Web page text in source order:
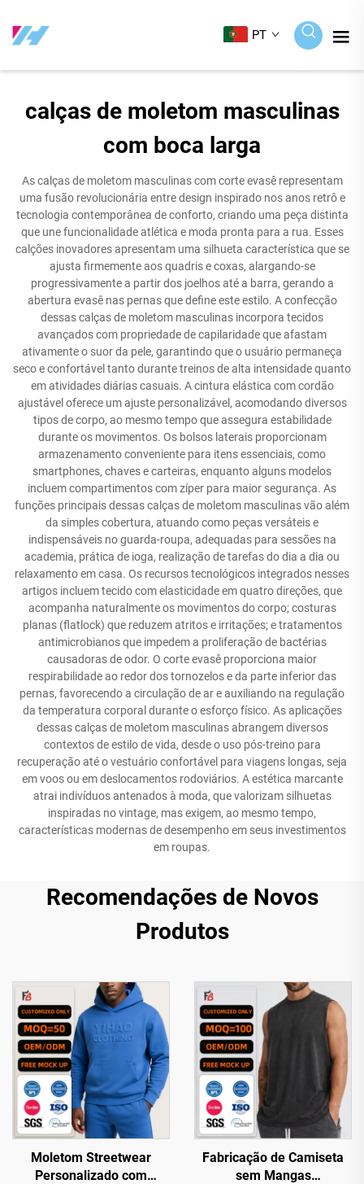
PT
calças de moletom masculinas
com boca larga
As calças de moletom masculinas com corte evasê representam
uma fusão revolucionária entre design inspirado nos anos retrô e
tecnologia contemporânea de conforto, criando uma peça distinta
que une funcionalidade atlética e moda pronta para a rua. Esses
calções inovadores apresentam uma silhueta característica que se
ajusta firmemente aos quadris e coxas, alargando-se
progressivamente a partir dos joelhos até a barra, gerando a
abertura evasê nas pernas que define este estilo. A confecção
dessas calças de moletom masculinas incorpora tecidos
avançados com propriedade de capilaridade que afastam
ativamente o suor da pele, garantindo que o usuário permaneça
seco e confortável tanto durante treinos de alta intensidade quanto
em atividades diárias casuais. A cintura elástica com cordão
ajustável oferece um ajuste personalizável, acomodando diversos
tipos de corpo, ao mesmo tempo que assegura estabilidade
durante os movimentos. Os bolsos laterais proporcionam
armazenamento conveniente para itens essenciais, como
smartphones, chaves e carteiras, enquanto alguns modelos
incluem compartimentos com zíper para maior segurança. As
funções principais dessas calças de moletom masculinas vão além
da simples cobertura, atuando como peças versáteis e
indispensáveis no guarda-roupa, adequadas para sessões na
academia, prática de ioga, realização de tarefas do dia a dia ou
relaxamento em casa. Os recursos tecnológicos integrados nesses
artigos incluem tecido com elasticidade em quatro direções, que
acompanha naturalmente os movimentos do corpo; costuras
planas (flatlock) que reduzem atritos e irritações; e tratamentos
antimicrobianos que impedem a proliferação de bactérias
causadoras de odor. O corte evasê proporciona maior
respirabilidade ao redor dos tornozelos e da parte inferior das
pernas, favorecendo a circulação de ar e auxiliando na regulação
da temperatura corporal durante o esforço físico. As aplicações
dessas calças de moletom masculinas abrangem diversos
contextos de estilo de vida, desde o uso pós-treino para
recuperação até o vestuário confortável para viagens longas, seja
em voos ou em deslocamentos rodoviários. A estética marcante
atrai indivíduos antenados à moda, que valorizam silhuetas
inspiradas no vintage, mas exigem, ao mesmo tempo,
características modernas de desempenho em seus investimentos
em roupas.
Recomendações de Novos
Produtos
Moletom Streetwear
Personalizado com
Fabricação de Camiseta
sem Mangas